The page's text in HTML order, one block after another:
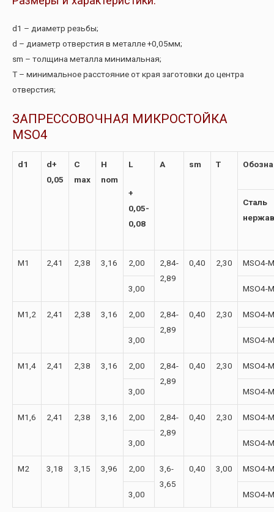
d1 – диаметр резьбы;
d – диаметр отверстия в металле +0,05мм;
sm – толщина металла минимальная;
T – минимальное расстояние от края заготовки до центра
отверстия;
ЗАПРЕССОВОЧНАЯ МИКРОСТОЙКА
MSO4
d1
d+
0,05
C
max
H
nom
L
+
0,05-
0,08
A sm T
Сталь
М1 2,41 2,38 3,16 2,00
2,84-
2,89
0,40 2,30 MSO4-
3,00 MSO4-
М1,2 2,41 2,38 3,16 2,00
2,84-
2,89
0,40 2,30 MSO4-
3,00 MSO4-
М1,4 2,41 2,38 3,16 2,00
2,84-
2,89
0,40 2,30 MSO4-
3,00 MSO4-
М1,6 2,41 2,38 3,16 2,00
2,84-
2,89
0,40 2,30 MSO4-
3,00 MSO4-
М2 3,18 3,15 3,96 2,00
3,6-
3,65
0,40 3,00 MSO4-
3,00 MSO4-